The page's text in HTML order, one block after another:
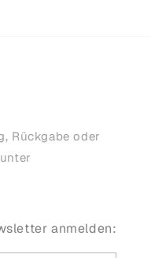
Rückgabe oder
anmelden: